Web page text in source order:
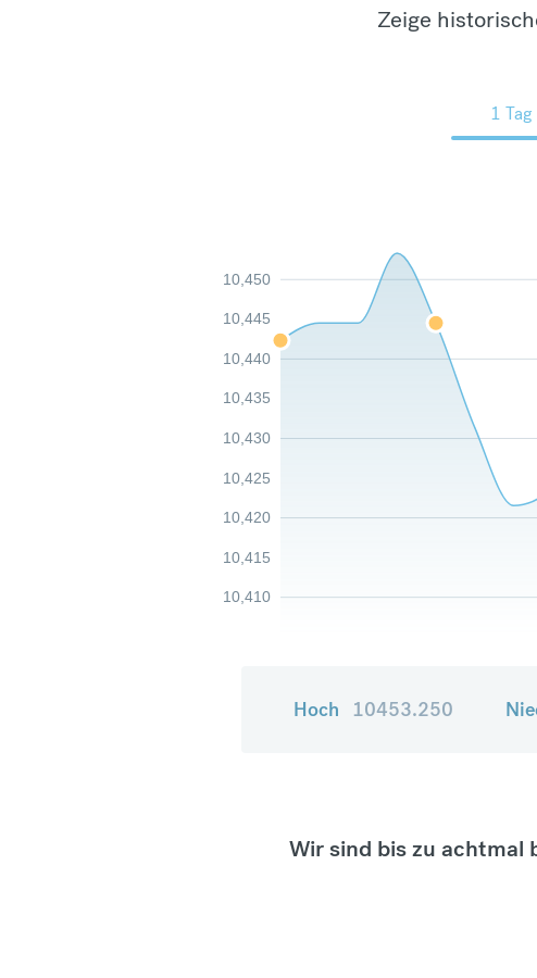
Zeige
1 Tag
10,410
10,415
10,420
10,425
10,430
10,435
10,440
10,445
10,450
Hoch 10453.250
Wir sind bis zu achtmal